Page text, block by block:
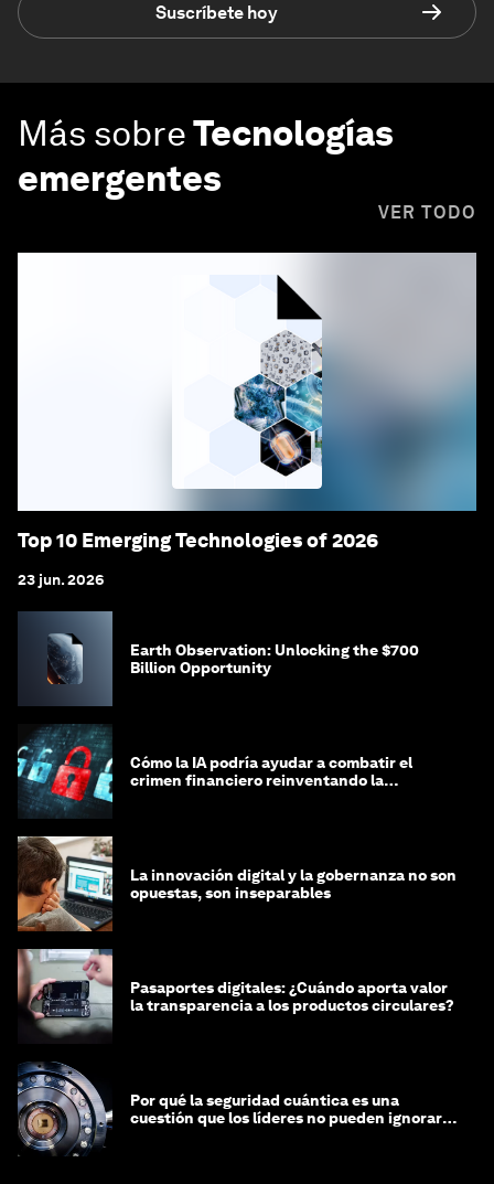
Suscríbete hoy
Más sobreTecnologías
emergentes
VER TODO
Top 10 Emerging Technologies of 2026
23 jun. 2026
Earth Observation: Unlocking the $700
Billion Opportunity
Cómo la IA podría ayudar a combatir el
crimen financiero reinventando la
La innovación digital y la gobernanza no son
opuestas, son inseparables
Pasaportes digitales: ¿Cuándo aporta valor
la transparencia a los productos circulares?
Por qué la seguridad cuántica es una
cuestión que los líderes no pueden ignorar